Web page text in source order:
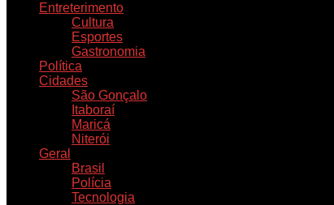
Entreterimento
Cultura
Esportes
Gastronomia
Política
Cidades
São Gonçalo
Itaboraí
Maricá
Niterói
Geral
Brasil
Polícia
Tecnologia